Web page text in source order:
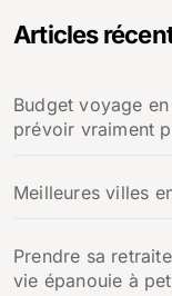
Articles
Budget voyage
prévoir vraiment
Meilleures villes
Prendre sa
vie épanouie à